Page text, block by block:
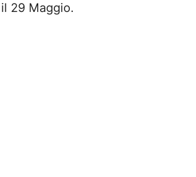
29 Maggio.